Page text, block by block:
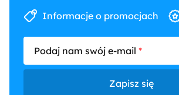
Informacje o promocjach
Podaj nam swój e-mail
Zapisz się